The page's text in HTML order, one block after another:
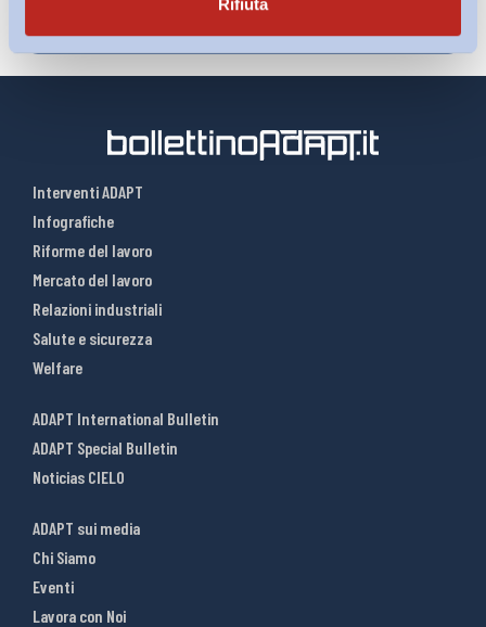
Rifiuta
Interventi ADAPT
Infografiche
Riforme del lavoro
Mercato del lavoro
Relazioni industriali
Salute e sicurezza
Welfare
ADAPT International Bulletin
ADAPT Special Bulletin
Noticias CIELO
ADAPT sui media
Chi Siamo
Eventi
Lavora con Noi